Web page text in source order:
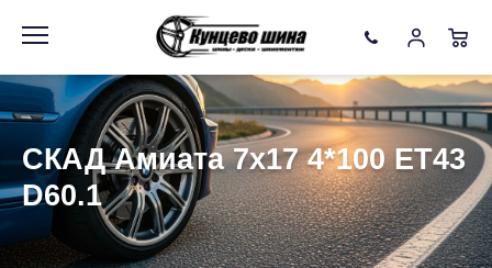
СКАД Амиата 7x17 4*100 ET43
D60.1
Информация Фото товара